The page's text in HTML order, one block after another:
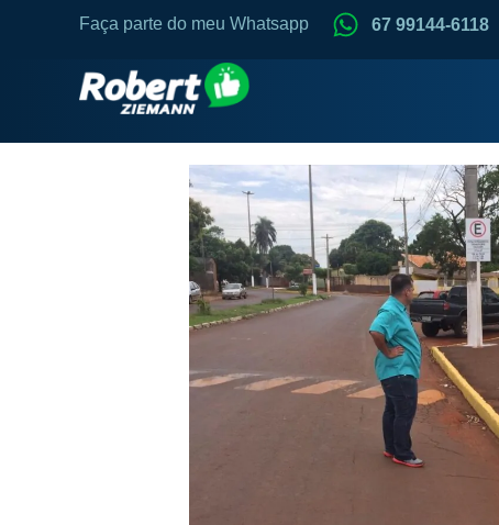
Faça parte do meu Whatsapp 67 99144-6118